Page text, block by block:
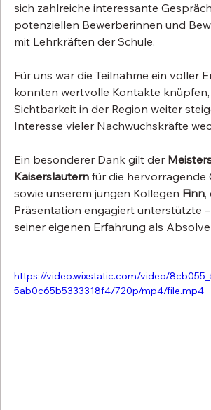
sich zahlreiche interessante
potenziellen Bewerberinnen und
mit Lehrkräften der Schule.
Für uns war die Teilnahme ein voller
konnten wertvolle Kontakte knüpfen,
Sichtbarkeit in der Region weiter
Interesse vieler Nachwuchskräfte
Ein besonderer Dank gilt der
Kaiserslautern für die hervorragende
sowie unserem jungen Kollegen Finn,
Präsentation engagiert unterstützte
seiner eigenen Erfahrung als
https://video.wixstatic.com/video/
5ab0c65b5333318f4/720p/mp4/file.mp4